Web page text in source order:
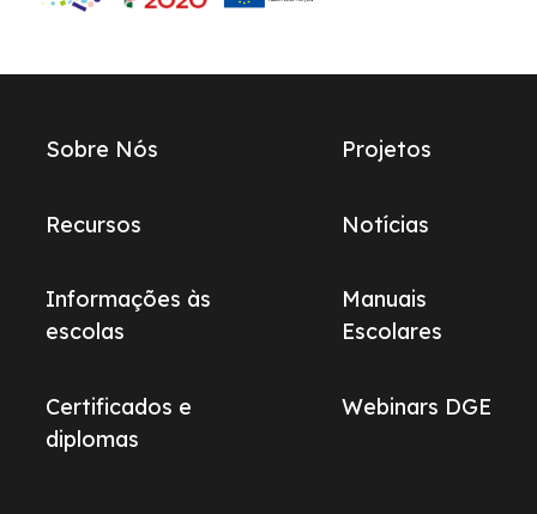
Links
do
Sobre Nós Projetos
Recursos Notícias
Informações às
escolas
Manuais
Escolares
Certificados e
diplomas
Webinars DGE